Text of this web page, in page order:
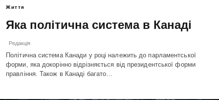
Життя
Яка політична система в Канаді
Редакція
Політична система Канади у році належить до парламентської
форми, яка докорінно відрізняється від президентської форми
правління. Також в Канаді багато…